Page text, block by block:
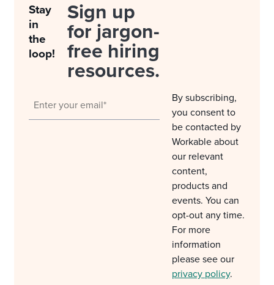
Stay
in
the
loop!
Sign up
for jargon-
free hiring
resources.
By subscribing,
you consent to
be contacted by
Workable about
our relevant
content,
products and
events. You can
opt-out any time.
For more
information
please see our
privacy policy.